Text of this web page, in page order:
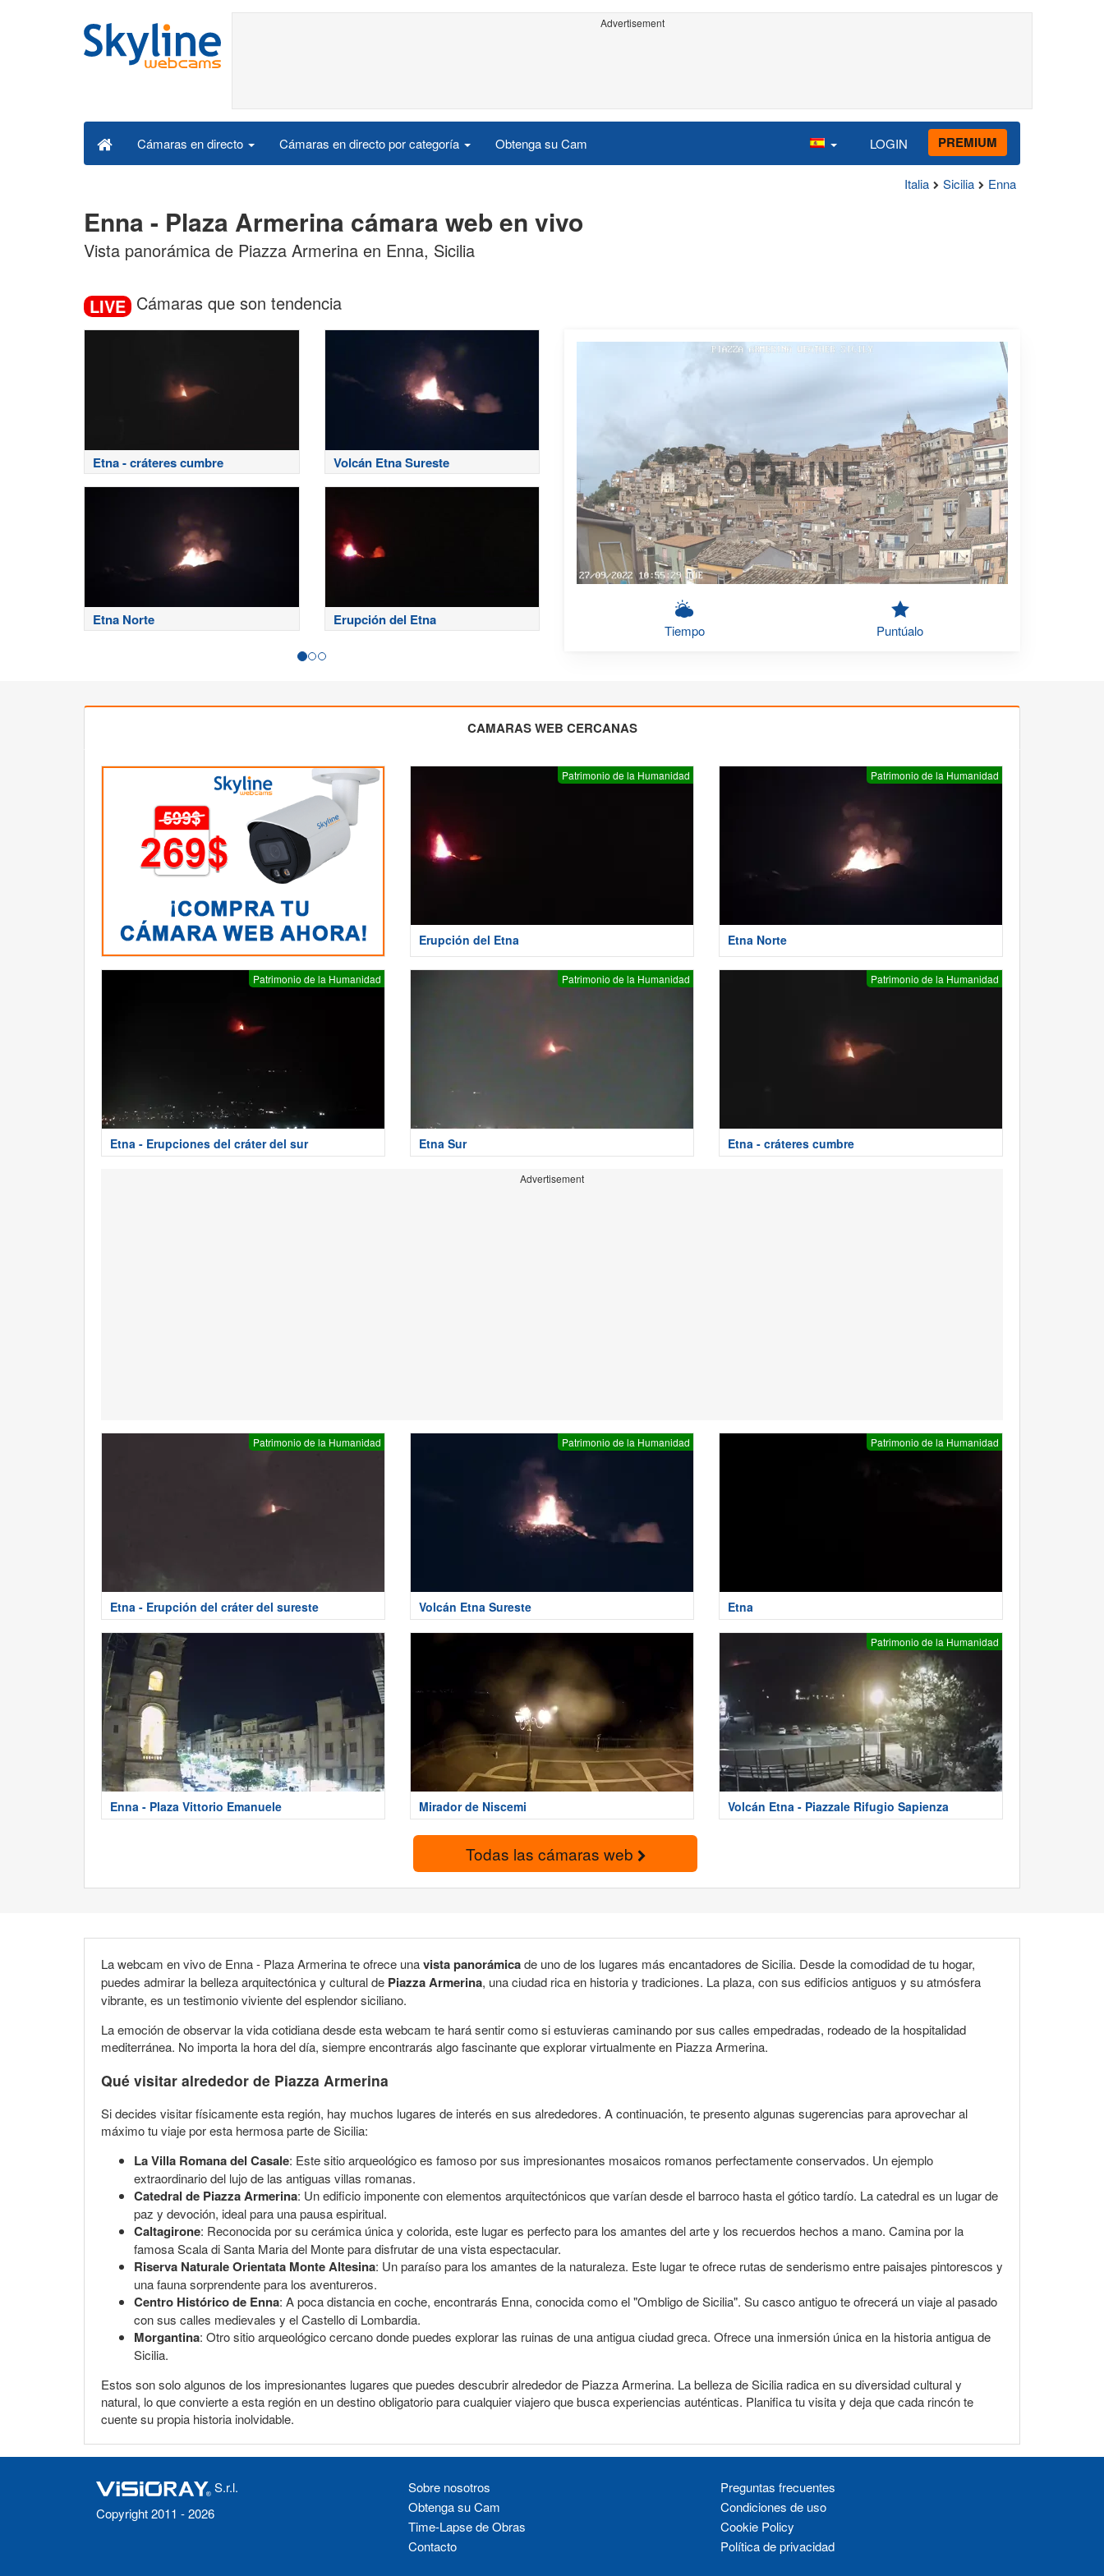
Advertisement
Cámaras en directo Cámaras en directo por categoría Obtenga su Cam LOGIN PREMIUM
Italia Sicilia Enna
Enna - Plaza Armerina cámara web en vivo
Vista panorámica de Piazza Armerina en Enna, Sicilia
LIVE Cámaras que son tendencia
Etna - cráteres cumbre Volcán Etna Sureste
Etna Norte Erupción del Etna
OFFLINE
Tiempo Puntúalo
CAMARAS WEB CERCANAS
Patrimonio de la Humanidad
Erupción del Etna
Patrimonio de la Humanidad
Etna Norte
Patrimonio de la Humanidad
Etna - Erupciones del cráter del sur
Patrimonio de la Humanidad
Etna Sur
Patrimonio de la Humanidad
Etna - cráteres cumbre
Advertisement
Patrimonio de la Humanidad
Etna - Erupción del cráter del sureste
Patrimonio de la Humanidad
Volcán Etna Sureste
Patrimonio de la Humanidad
Etna
Enna - Plaza Vittorio Emanuele Mirador de Niscemi
Patrimonio de la Humanidad
Volcán Etna - Piazzale Rifugio Sapienza
Todas las cámaras web
La webcam en vivo de Enna - Plaza Armerina te ofrece unavista panorámicade uno de los lugares más encantadores de Sicilia. Desde la comodidad de tu hogar,
puedes admirar la belleza arquitectónica y cultural de Piazza Armerina, una ciudad rica en historia y tradiciones. La plaza, con sus edificios antiguos y su atmósfera
vibrante, es un testimonio viviente del esplendor siciliano.
La emoción de observar la vida cotidiana desde esta webcam te hará sentir como si estuvieras caminando por sus calles empedradas, rodeado de la hospitalidad
mediterránea. No importa la hora del día, siempre encontrarás algo fascinante que explorar virtualmente en Piazza Armerina.
Qué visitar alrededor de Piazza Armerina
Si decides visitar físicamente esta región, hay muchos lugares de interés en sus alrededores. A continuación, te presento algunas sugerencias para aprovechar al
máximo tu viaje por esta hermosa parte de Sicilia:
La Villa Romana del Casale: Este sitio arqueológico es famoso por sus impresionantes mosaicos romanos perfectamente conservados. Un ejemplo
extraordinario del lujo de las antiguas villas romanas.
Catedral de Piazza Armerina: Un edificio imponente con elementos arquitectónicos que varían desde el barroco hasta el gótico tardío. La catedral es un lugar de
paz y devoción, ideal para una pausa espiritual.
Caltagirone: Reconocida por su cerámica única y colorida, este lugar es perfecto para los amantes del arte y los recuerdos hechos a mano. Camina por la
famosa Scala di Santa Maria del Monte para disfrutar de una vista espectacular.
Riserva Naturale Orientata Monte Altesina: Un paraíso para los amantes de la naturaleza. Este lugar te ofrece rutas de senderismo entre paisajes pintorescos y
una fauna sorprendente para los aventureros.
Centro Histórico de Enna: A poca distancia en coche, encontrarás Enna, conocida como el "Ombligo de Sicilia". Su casco antiguo te ofrecerá un viaje al pasado
con sus calles medievales y el Castello di Lombardia.
Morgantina: Otro sitio arqueológico cercano donde puedes explorar las ruinas de una antigua ciudad greca. Ofrece una inmersión única en la historia antigua de
Sicilia.
Estos son solo algunos de los impresionantes lugares que puedes descubrir alrededor de Piazza Armerina. La belleza de Sicilia radica en su diversidad cultural y
natural, lo que convierte a esta región en un destino obligatorio para cualquier viajero que busca experiencias auténticas. Planifica tu visita y deja que cada rincón te
cuente su propia historia inolvidable.
S.r.l.
Copyright 2011 - 2026
Sobre nosotros
Obtenga su Cam
Time-Lapse de Obras
Contacto
Preguntas frecuentes
Condiciones de uso
Cookie Policy
Política de privacidad